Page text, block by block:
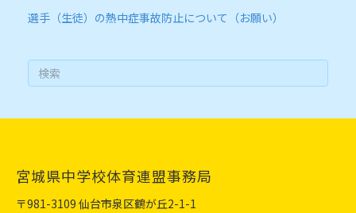
選手（生徒）の熱中症事故防止について（お願い）
宮城県中学校体育連盟事務局
〒981-3109 仙台市泉区鶴が丘2-1-1